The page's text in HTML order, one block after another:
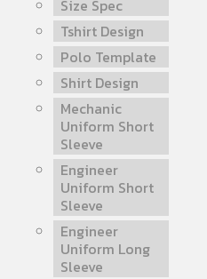
Size Spec
Tshirt Design
Polo Template
Shirt Design
Mechanic
Uniform Short
Sleeve
Engineer
Uniform Short
Sleeve
Engineer
Uniform Long
Sleeve